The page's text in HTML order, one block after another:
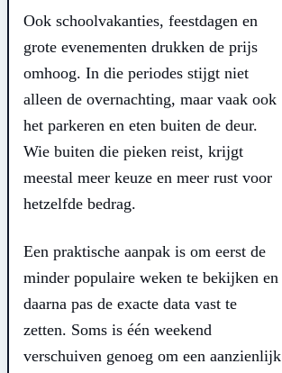
Ook schoolvakanties, feestdagen en
grote evenementen drukken de prijs
omhoog. In die periodes stijgt niet
alleen de overnachting, maar vaak ook
het parkeren en eten buiten de deur.
Wie buiten die pieken reist, krijgt
meestal meer keuze en meer rust voor
hetzelfde bedrag.
Een praktische aanpak is om eerst de
minder populaire weken te bekijken en
daarna pas de exacte data vast te
zetten. Soms is één weekend
verschuiven genoeg om een aanzienlijk